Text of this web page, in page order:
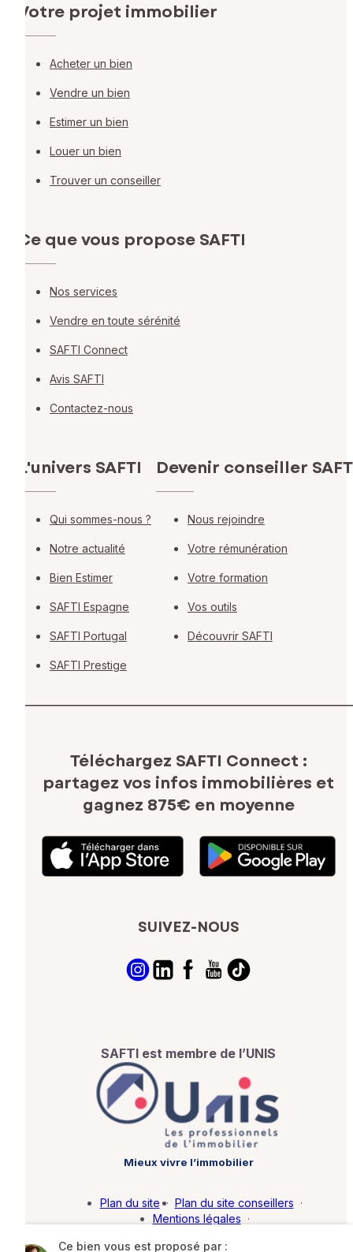
Ce bien vous est proposé par :
Votre projet immobilier
Acheter un bien
Vendre un bien
Estimer un bien
Louer un bien
Trouver un conseiller
Ce que vous propose SAFTI
Nos services
Vendre en toute sérénité
SAFTI Connect
Avis SAFTI
Contactez-nous
L'univers SAFTI
Qui sommes-nous ?
Notre actualité
Bien Estimer
SAFTI Espagne
SAFTI Portugal
SAFTI Prestige
Devenir conseiller
Nous rejoindre
Votre rémunération
Votre formation
Vos outils
Découvrir SAFTI
Téléchargez SAFTI Connect :
partagez vos infos immobilières et
gagnez 875€ en moyenne
SUIVEZ-NOUS
SAFTI est membre de l’UNIS
Mieux vivre l’immobilier
Plan du site · Plan du site conseillers ·
Mentions légales ·